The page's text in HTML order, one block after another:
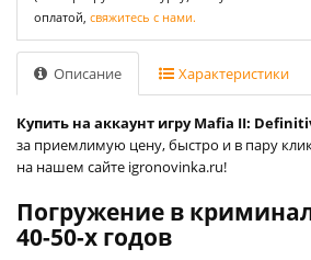
оплатой, свяжитесь с нами.
Описание Характеристики
Купить на аккаунт игру Mafia II:
за приемлимую цену, быстро и в пару
на нашем сайте igronovinka.ru!
Погружение в
40-50-х годов